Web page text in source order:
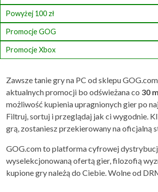
Powyżej 100 zł
Promocje GOG
Promocje Xbox
Zawsze tanie gry na PC od sklepu
aktualnych promocji bo odświeżana co 30
możliwość kupienia upragnionych gier po
Filtruj, sortuj i przeglądaj jak ci wygodnie.
grą, zostaniesz przekierowany na oficjalną
GOG.com to platforma cyfrowej
wyselekcjonowaną ofertą gier, filozofią
kupione gry należą do Ciebie. Wolne od